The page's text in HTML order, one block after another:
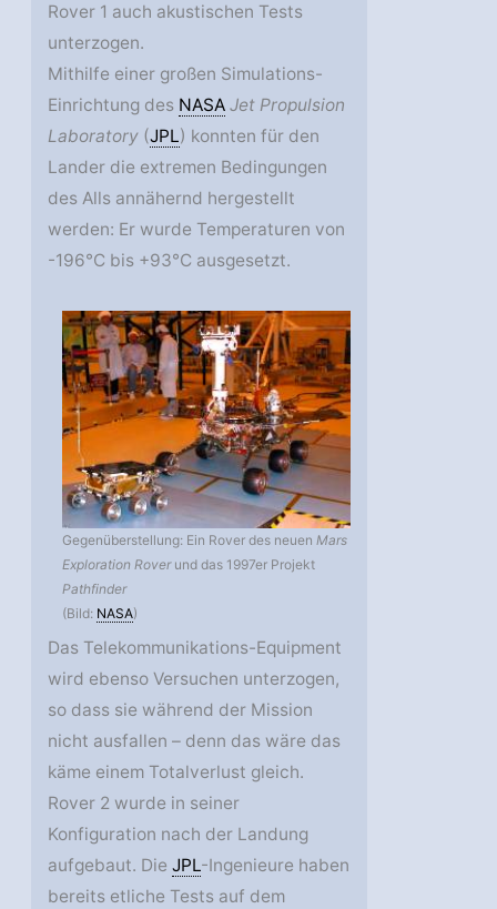
Rover 1 auch akustischen Tests
unterzogen.
Mithilfe einer großen Simulations-
Einrichtung des NASA Jet Propulsion
Laboratory (JPL) konnten für den
Lander die extremen Bedingungen
des Alls annähernd hergestellt
werden: Er wurde Temperaturen von
-196°C bis +93°C ausgesetzt.
Gegenüberstellung: Ein Rover des neuenMars
Exploration Roverund das 1997er Projekt
Pathfinder
(Bild: NASA)
Das Telekommunikations-Equipment
wird ebenso Versuchen unterzogen,
so dass sie während der Mission
nicht ausfallen – denn das wäre das
käme einem Totalverlust gleich.
Rover 2 wurde in seiner
Konfiguration nach der Landung
aufgebaut. DieJPL-Ingenieure haben
bereits etliche Tests auf dem